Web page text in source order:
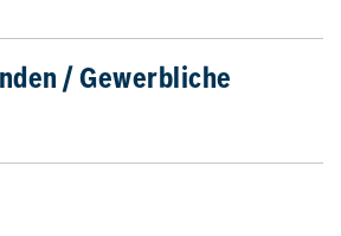
/ Gewerbliche